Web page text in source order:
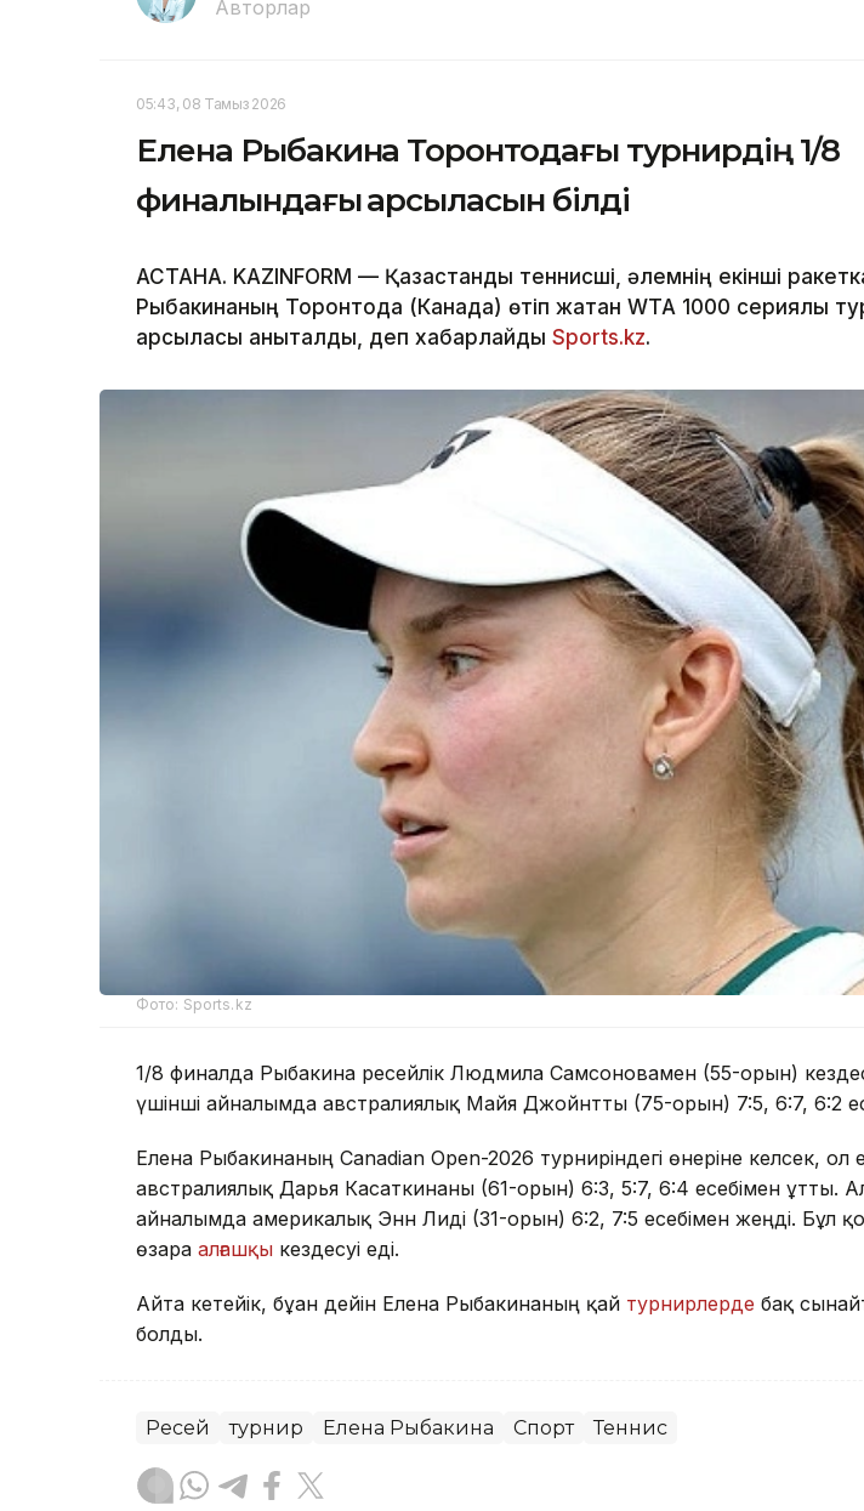
Авторлар
05:43, 08 Тамыз 2026
Елена Рыбакина Торонтодағы турнирдің 1/8
финалындағы қарсыласын білді
АСТАНА. KAZINFORM — Қазақстандық теннисші, әлемнің екінші
Рыбакинаның Торонтода (Канада) өтіп жатқан WTA 1000 сериялы
қарсыласы анықталды, деп хабарлайды Sports.kz.
Фото: Sports.kz
1/8 финалда Рыбакина ресейлік Людмила Самсоновамен (55-орын)
үшінші айналымда австралиялық Майя Джойнтты (75-орын) 7:5, 6:7, 6:2
Елена Рыбакинаның Canadian Open-2026 турниріндегі өнеріне келсек, ол
австралиялық Дарья Касаткинаны (61-орын) 6:3, 5:7, 6:4 есебімен ұтты.
айналымда америкалық Энн Лиді (31-орын) 6:2, 7:5 есебімен жеңді. Бұл
өзара алғашқы кездесуі еді.
Айта кетейік, бұған дейін Елена Рыбакинаның қай турнирлерде бақ
болды.
Ресей турнир Елена Рыбакина Спорт Теннис